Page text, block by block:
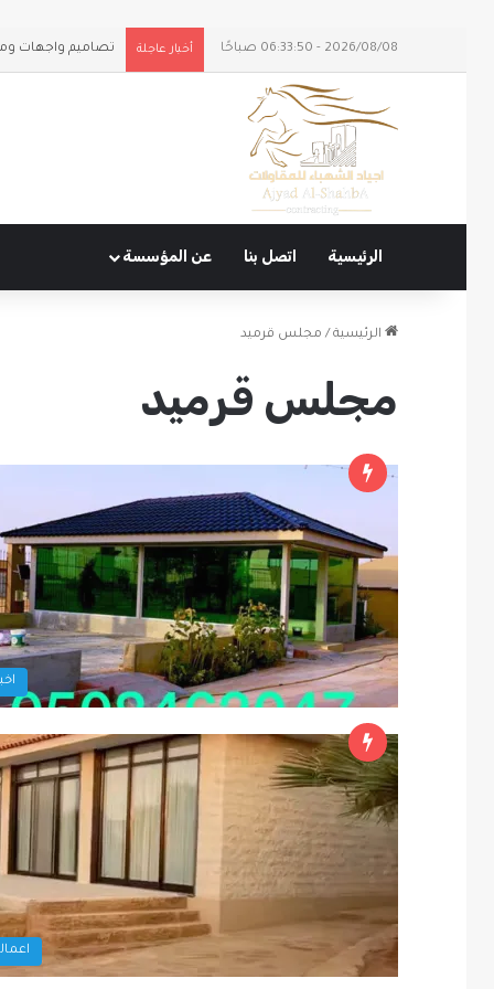
2026/08/08 - 06:33:50 صباحًا أخبار عاجلة تصاميم واجهات
الرئيسية اتصل بنا عن المؤسسة
الرئيسية / مجلس قرميد
مجلس قرميد